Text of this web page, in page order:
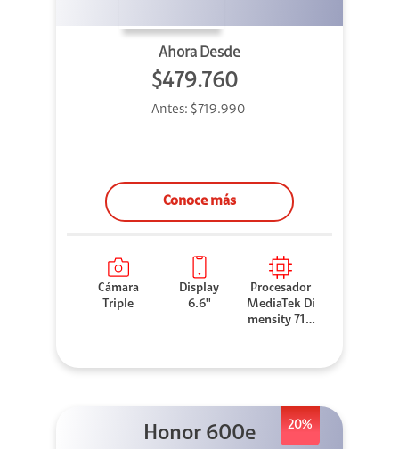
Ahora Desde
$479.760
Antes: $719.990
Conoce más
Cámara
Triple
Display
6.6''
Procesador
MediaTek Di
mensity 710
20%
Honor 600e